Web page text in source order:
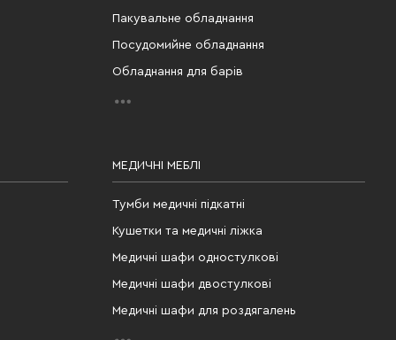
Пакувальне обладнання
Посудомийне обладнання
Обладнання для барів
МЕДИЧНІ МЕБЛІ
Тумби медичні підкатні
Кушетки та медичні ліжка
Медичні шафи одностулкові
Медичні шафи двостулкові
Медичні шафи для роздягалень